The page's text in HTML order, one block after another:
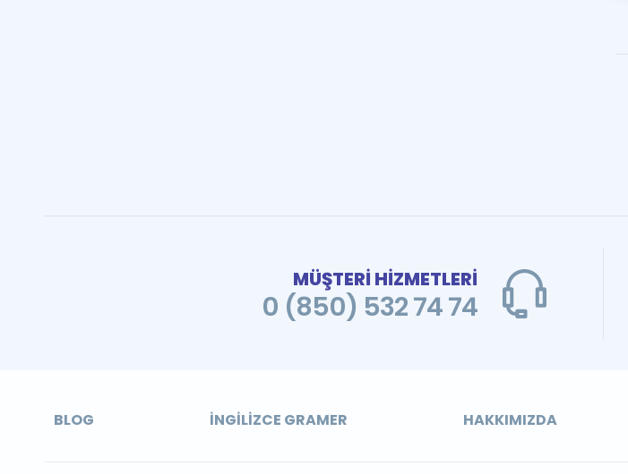
MÜŞTERİ HİZMETLERİ
0 (850) 532 74 74
BLOG İNGILIZCE GRAMER HAKKIMIZDA